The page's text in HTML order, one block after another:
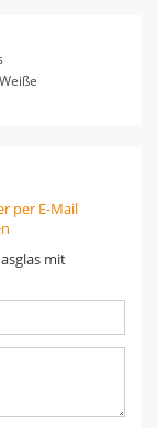
Weiße
per E-Mail
mit